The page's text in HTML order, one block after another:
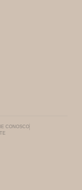
CONOSCO